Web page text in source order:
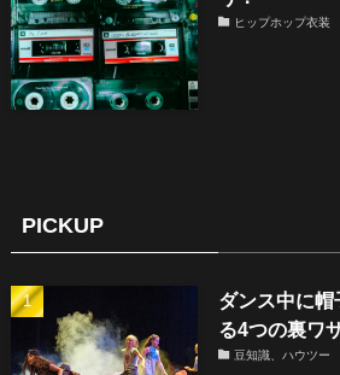
ヒップホップ衣装
PICKUP
ダンス中に
る4つの裏ワ
豆知識、ハウツー